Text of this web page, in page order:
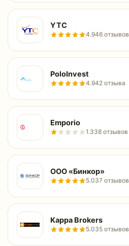
YTC
4.946 отзывов
PoloInvest
4.942 отзыва
Еmporio
1.338 отзывов
ООО «Бинкор»
5.037 отзывов
Kappa Brokers
5.035 отзывов